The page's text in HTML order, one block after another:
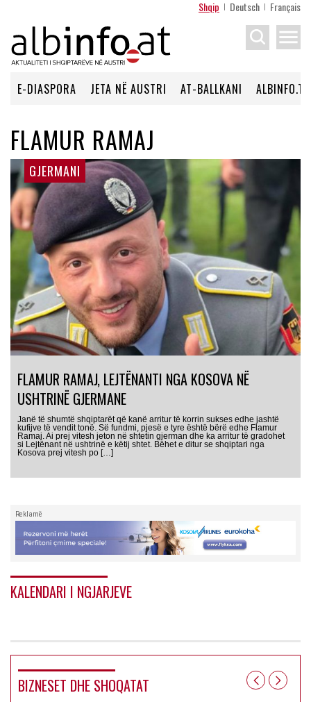
Shqip Deutsch Français
menu
E-DIASPORA JETA NË AUSTRI AT-BALLKANI ALBINFO.TV
FLAMUR RAMAJ
GJERMANI
FLAMUR RAMAJ, LEJTËNANTI NGA KOSOVA NË
USHTRINË GJERMANE
Janë të shumtë shqiptarët që kanë arritur të korrin sukses edhe jashtë
kufijve të vendit tonë. Së fundmi, pjesë e tyre është bërë edhe Flamur
Ramaj. Ai prej vitesh jeton në shtetin gjerman dhe ka arritur të gradohet
si Lejtënant në ushtrinë e këtij shtet. Bëhet e ditur se shqiptari nga
Kosova prej vitesh po […]
Reklamë
KALENDARI I NGJARJEVE
BIZNESET DHE SHOQATAT